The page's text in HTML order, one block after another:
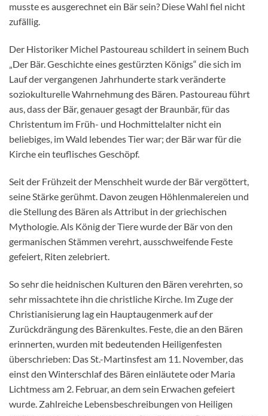
musste es ausgerechnet ein Bär sein? Diese Wahl fiel nicht
zufällig.
Der Historiker Michel Pastoureau schildert in seinem Buch
„Der Bär. Geschichte eines gestürzten Königs“ die sich im
Lauf der vergangenen Jahrhunderte stark veränderte
soziokulturelle Wahrnehmung des Bären. Pastoureau führt
aus, dass der Bär, genauer gesagt der Braunbär, für das
Christentum im Früh- und Hochmittelalter nicht ein
beliebiges, im Wald lebendes Tier war; der Bär war für die
Kirche ein teuflisches Geschöpf.
Seit der Frühzeit der Menschheit wurde der Bär vergöttert,
seine Stärke gerühmt. Davon zeugen Höhlenmalereien und
die Stellung des Bären als Attribut in der griechischen
Mythologie. Als König der Tiere wurde der Bär von den
germanischen Stämmen verehrt, ausschweifende Feste
gefeiert, Riten zelebriert.
So sehr die heidnischen Kulturen den Bären verehrten, so
sehr missachtete ihn die christliche Kirche. Im Zuge der
Christianisierung lag ein Hauptaugenmerk auf der
Zurückdrängung des Bärenkultes. Feste, die an den Bären
erinnerten, wurden mit bedeutenden Heiligenfesten
überschrieben: Das St.-Martinsfest am 11. November, das
einst den Winterschlaf des Bären einläutete oder Maria
Lichtmess am 2. Februar, an dem sein Erwachen gefeiert
wurde. Zahlreiche Lebensbeschreibungen von Heiligen